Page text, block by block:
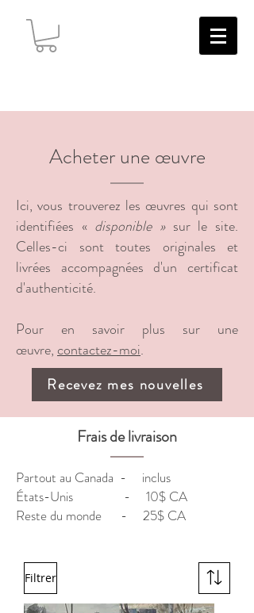
Acheter une œuvre
Ici, vous trouverez les œuvres qui sont
identifiées « disponible »sur le site.
Celles-ci sont toutes originales et
livrées accompagnées d'un certificat
d'authenticité.
Pour en savoir plus sur une
œuvre,contactez-moi.
Recevez mes nouvelles
Frais de livraison
Partout au Canada - inclus
États-Unis - 10$ CA
Reste du monde - 25$ CA
Filtrer